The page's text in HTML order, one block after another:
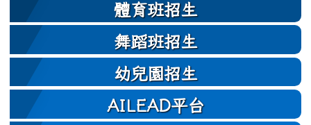
體育班招生
舞蹈班招生
幼兒園招生
AILEAD平台